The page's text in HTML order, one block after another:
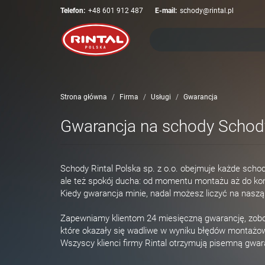
Telefon: +48 601 912 487 E-mail: schody@rintal.pl
Strona główna Firma Usługi Gwarancja
Gwarancja na schody
Schody Rintal Polska sp. z o.o. obejmuje każde
ale też spokój ducha: od momentu montażu aż do
Kiedy gwarancja minie, nadal możesz liczyć na
Zapewniamy klientom 24 miesięczną gwarancję,
które okazały się wadliwe w wyniku błędów
Wszyscy klienci firmy Rintal otrzymują pisemną